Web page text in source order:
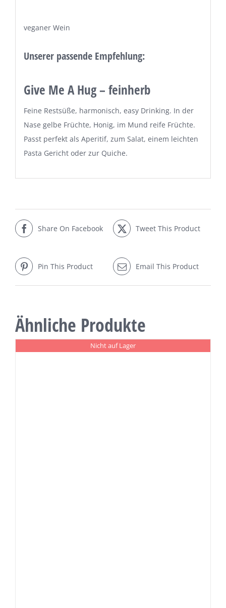
veganer Wein
Unserer passende Empfehlung:
Give Me A Hug – feinherb
Feine Restsüße, harmonisch, easy Drinking. In der
Nase gelbe Früchte, Honig, im Mund reife Früchte.
Passt perfekt als Aperitif, zum Salat, einem leichten
Pasta Gericht oder zur Quiche.
Share On Facebook Tweet This Product
Pin This Product Email This Product
Ähnliche Produkte
Nicht auf Lager